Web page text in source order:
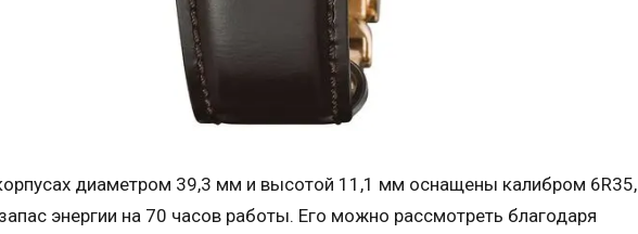
диаметром 39,3 мм и высотой 11,1 мм оснащены калибром 6R35,
энергии на 70 часов работы. Его можно рассмотреть благодаря